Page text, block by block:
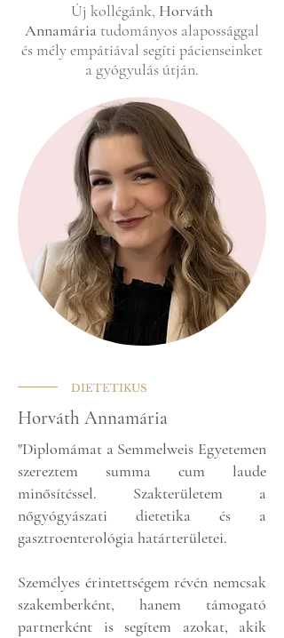
Új kollégánk, Horváth
Annamária tudományos alapossággal
és mély empátiával segíti pácienseinket
a gyógyulás útján.
DIETETIKUS
Horváth Annamária
"Diplomámat a Semmelweis Egyetemen
szereztem summa cum laude
minősítéssel. Szakterületem a
nőgyógyászati dietetika és a
gasztroenterológia határterületei.
Személyes érintettségem révén nemcsak
szakemberként, hanem támogató
partnerként is segítem azokat, akik